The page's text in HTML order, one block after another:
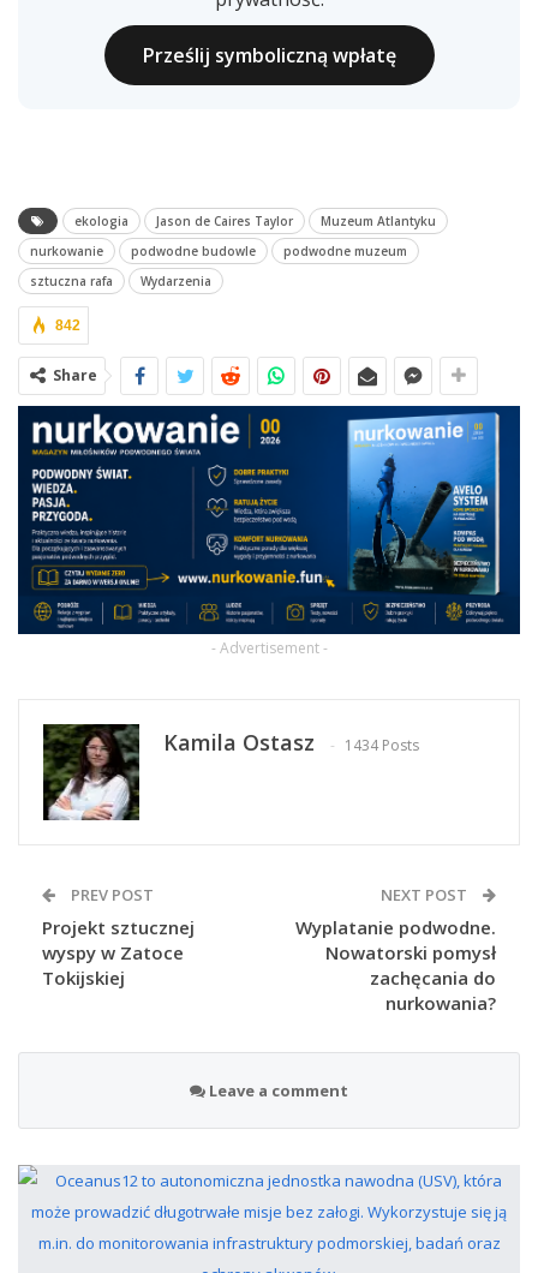
Prześlij symboliczną wpłatę
ekologia Jason de Caires Taylor
Muzeum Atlantyku
nurkowanie
podwodne budowle
podwodne muzeum
sztuczna rafa
Wydarzenia
842
Share
- Advertisement -
Kamila Ostasz 1434 Posts
PREV POST
Projekt sztucznej
wyspy w Zatoce
Tokijskiej
NEXT POST
Wyplatanie podwodne.
Nowatorski pomysł
zachęcania do
nurkowania?
Leave a comment